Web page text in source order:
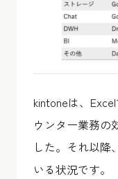
kintoneは、
ウンター業務の
した。それ以降
いる状況です。